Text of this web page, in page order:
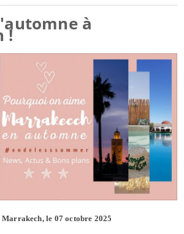
à
!
le 07 octobre 2025